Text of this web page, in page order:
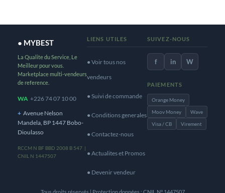
● MYBEST
La Qualite du Service, Le
Meilleur pour vous.
Marketplace multi-vendeurs
de reference.
WA +226 74 07 10 00
+ Avenue Nelson
Mandela, BP 1447 Bobo-
Dioulasso
RCCM N BF BBD 2008 B 547 |
CNIL N 1447507
LIENS UTILES
● Voir tous nos
vendeurs
● Suivi de commande
● Conditions generales
● Contactez-nous
● Actualites et Promos
● Devenir vendeur
SUIVEZ-NOUS
f in W
PAIEMENTS
Orange Money
Moov Money
Wave
Visa / CB
Virement